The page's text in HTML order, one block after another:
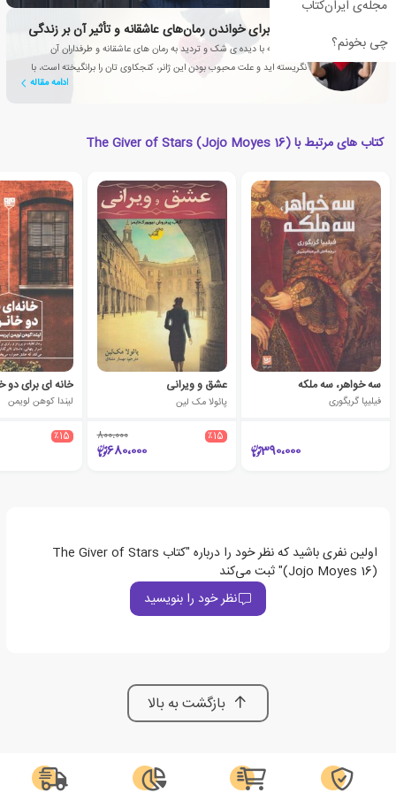
مجله‌ی ایران‌کتاب
چی بخونم؟
اگر همیشه با دیده ی شک و تردید به رمان های عاشقانه و طرفداران آن
نگریسته اید و علت محبوب بودن این ژانر، کنجکاوی تان را برانگیخته است، با
ادامه مقاله
کتاب های مرتبط با The Giver of Stars (Jojo Moyes 16)
سه خواهر، سه ملکه
فیلیپا گریگوری
390،000
عشق و ویرانی
پائولا مک لین
٪15 800،000
680،000
خانه ای برای دو
لیندا کوهن لویمن
٪15
اولین نفری باشید که نظر خود را درباره "کتاب The Giver of Stars
(Jojo Moyes 16)" ثبت می‌کند
نظر خود را بنویسید
بازگشت به بالا